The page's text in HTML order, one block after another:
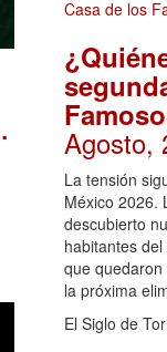
. Agosto,
La tensión
México 2026.
descubierto
habitantes
que
la próxima
El Siglo de